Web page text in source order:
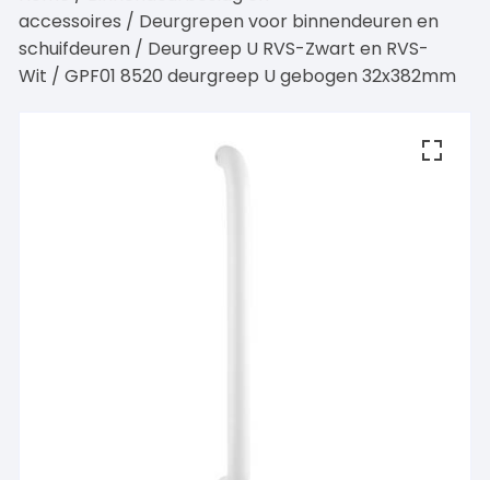
accessoires / Deurgrepen voor binnendeuren en
schuifdeuren / Deurgreep U RVS-Zwart en RVS-
Wit / GPF01 8520 deurgreep U gebogen 32x382mm